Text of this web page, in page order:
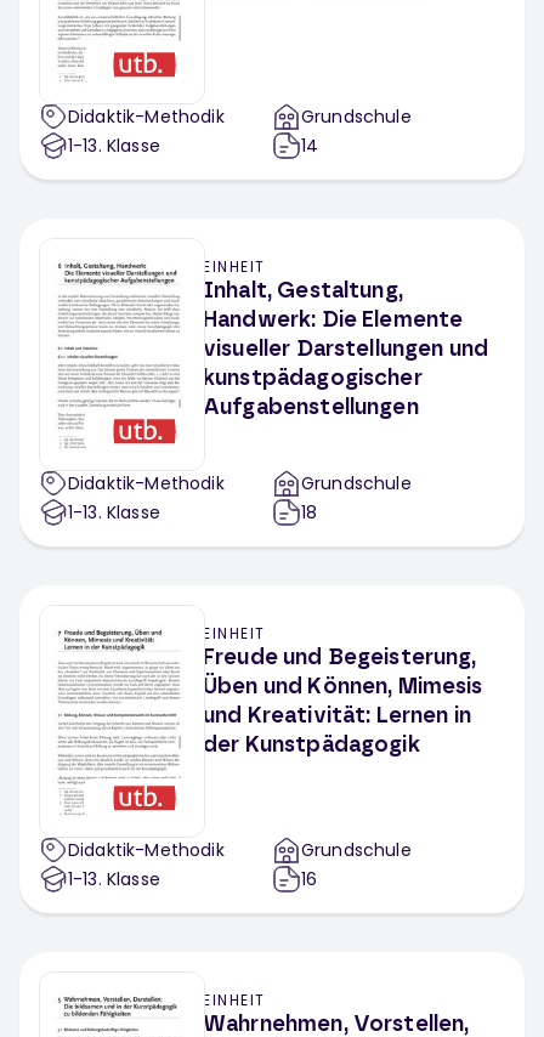
Didaktik-Methodik
1-13. Klasse
Grundschule
14
EINHEIT
Inhalt, Gestaltung,
Handwerk: Die Elemente
visueller Darstellungen und
kunstpädagogischer
Aufgabenstellungen
Didaktik-Methodik
1-13. Klasse
Grundschule
18
EINHEIT
Freude und Begeisterung,
Üben und Können, Mimesis
und Kreativität: Lernen in
der Kunstpädagogik
Didaktik-Methodik
1-13. Klasse
Grundschule
16
EINHEIT
Wahrnehmen, Vorstellen,